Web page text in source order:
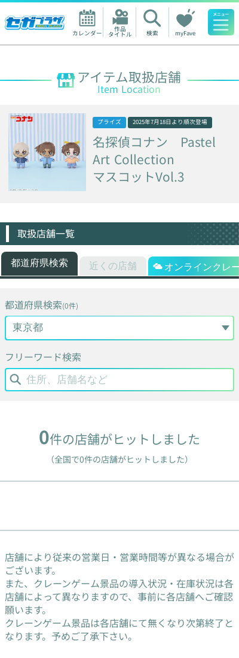
カレンダー 作品
タイトル 検索 myFave
人気ワード
アイテム取扱店舗
Item Location
プライズ 2025年7月18日 より順次登場
名探偵コナン
Pastel
Art Collection
マスコットVol.3
取扱店舗一覧
都道府県検索 近くの店舗 オンラインクレー
都道府県検索(0件)
フリーワード検索
0件の店舗がヒットしました
（全国で0件の店舗がヒットしました）
店舗により従来の営業日・営業時間等が異なる場合が
ございます。
また、クレーンゲーム景品の導入状況・在庫状況は各
店舗によって異なりますので、事前に各店舗へご確認
願います。
クレーンゲーム景品は各店舗にて無くなり次第終了と
なります。予めご了承下さい。